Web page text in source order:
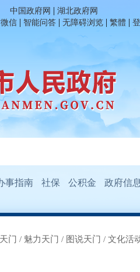
中国政府网 | 湖北政府网
信 | 智能问答 | 无障碍浏览 | 繁體 |
事指南 社保 公积金 政府信
门 / 魅力天门 / 图说天门 / 文化活